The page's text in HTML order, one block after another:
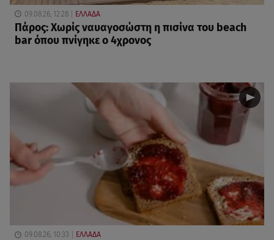
09.08.26, 12:28 ΕΛΛΑΔΑ
Πάρος: Χωρίς ναυαγοσώστη η πισίνα του beach
bar όπου πνίγηκε ο 4χρονος
09.08.26, 10:33 ΕΛΛΑΔΑ